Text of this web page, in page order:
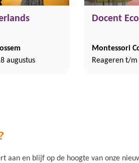
augustus
Docent
Montessori
Reageren t/m
aan en blijf op de hoogte van onze